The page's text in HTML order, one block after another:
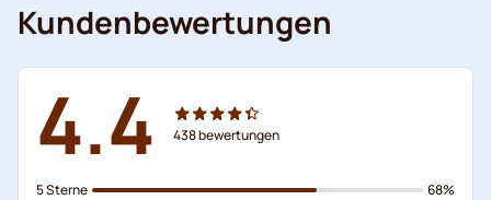
Kundenbewertungen
4.4 438bewertungen
5 Sterne
68%